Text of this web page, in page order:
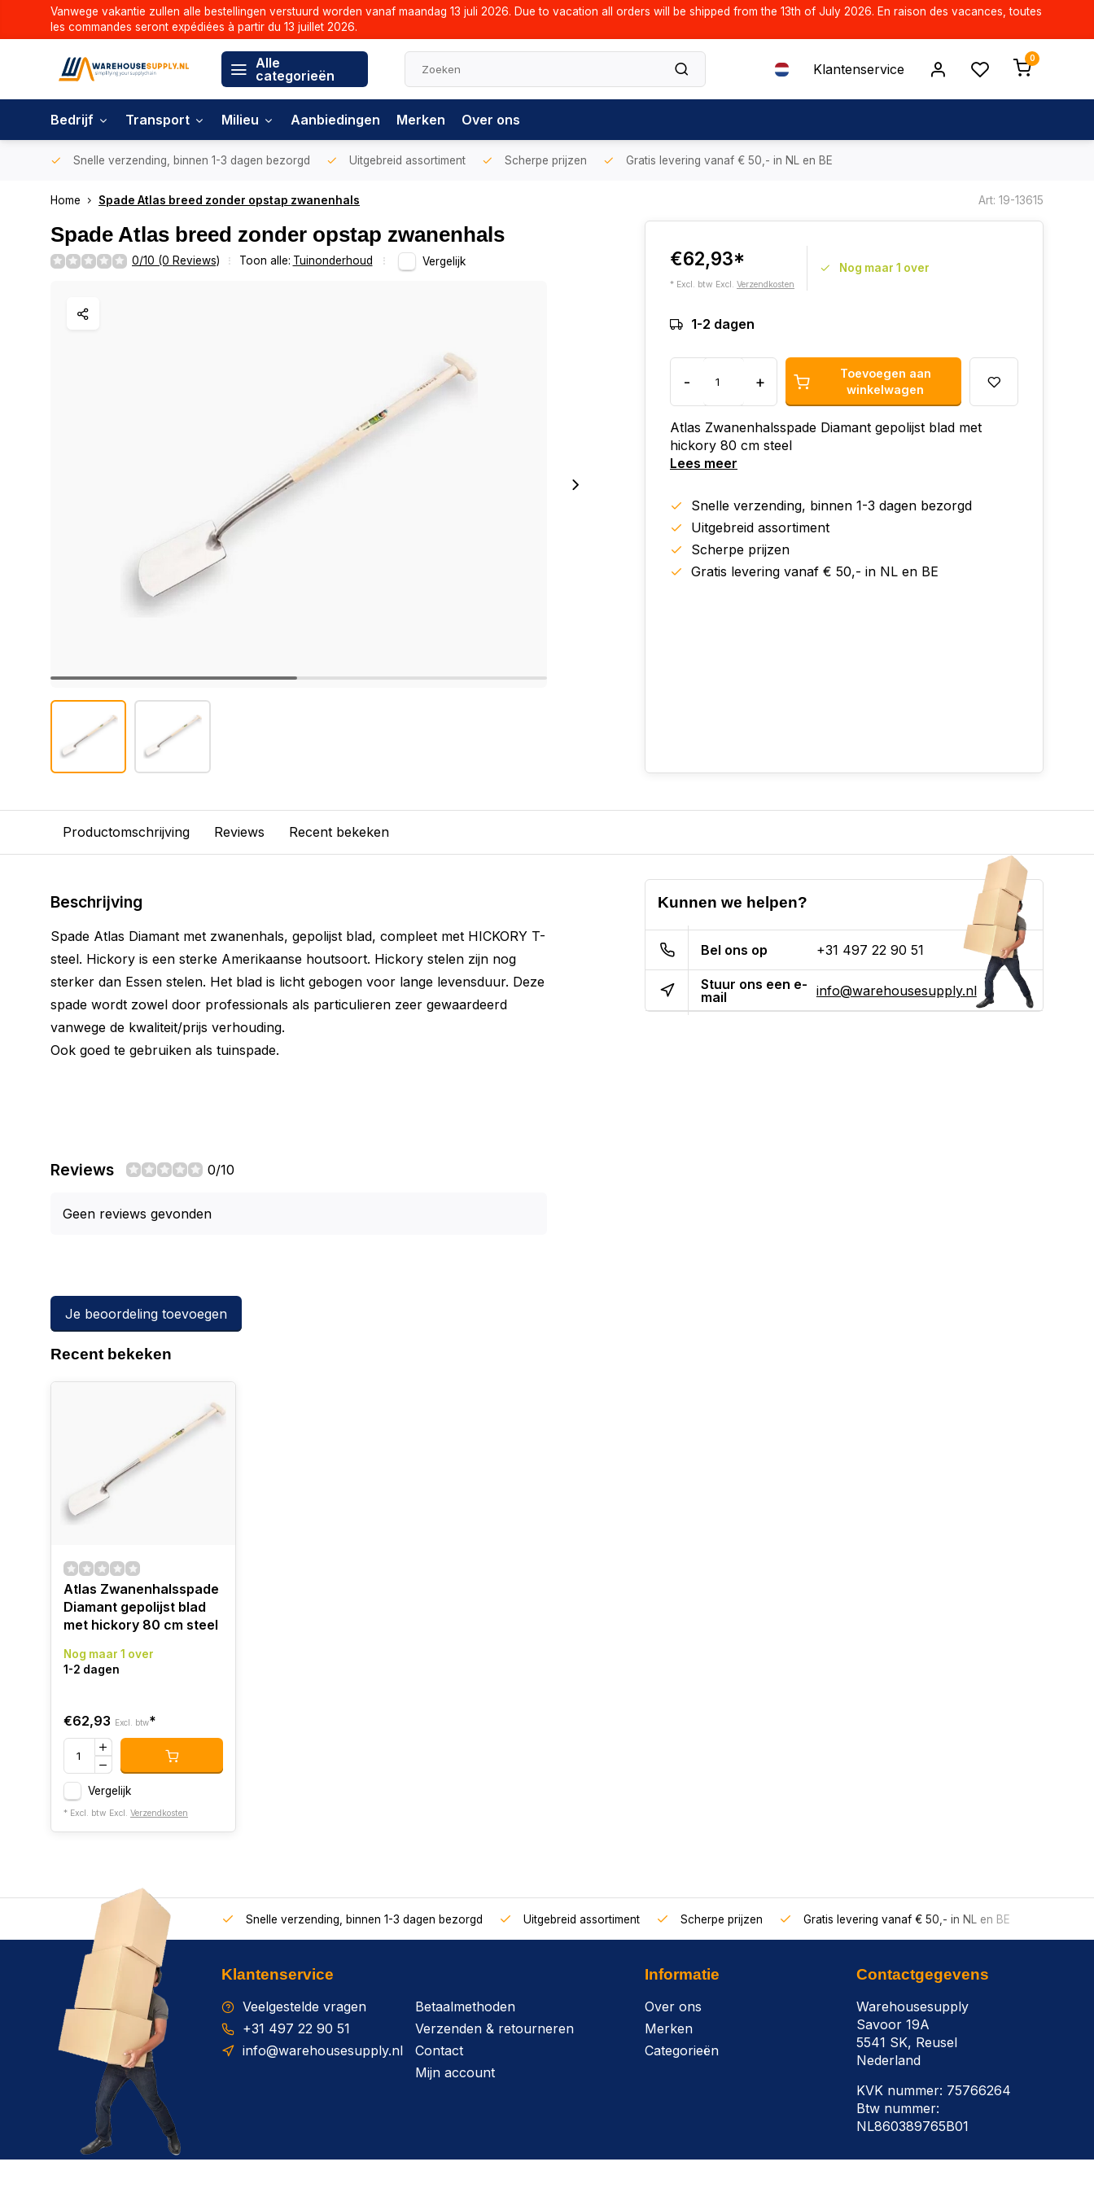
Vanwege vakantie zullen alle bestellingen verstuurd worden vanaf maandag 13 juli 2026. Due to vacation all orders will be shipped from the 13th of July 2026. En raison des vacances, toutes
les commandes seront expédiées à partir du 13 juillet 2026.
Alle
categorieën
Klantenservice
0
Bedrijf Transport Milieu Aanbiedingen Merken Over ons
Snelle verzending, binnen 1-3 dagen bezorgd Uitgebreid assortiment Scherpe prijzen Gratis levering vanaf € 50,- in NL en BE
Home Spade Atlas breed zonder opstap zwanenhals Art: 19-13615
Spade Atlas breed zonder opstap zwanenhals
0/10 (0 Reviews) Toon alle: Tuinonderhoud Vergelijk €62,93*
* Excl. btw Excl. Verzendkosten
Nog maar 1 over
1-2 dagen
- +
Toevoegen aan
winkelwagen
Atlas Zwanenhalsspade Diamant gepolijst blad met
hickory 80 cm steel
Lees meer
Snelle verzending, binnen 1-3 dagen bezorgd
Uitgebreid assortiment
Scherpe prijzen
Gratis levering vanaf € 50,- in NL en BE
Productomschrijving Reviews Recent bekeken
Beschrijving
Spade Atlas Diamant met zwanenhals, gepolijst blad, compleet met HICKORY T-
steel. Hickory is een sterke Amerikaanse houtsoort. Hickory stelen zijn nog
sterker dan Essen stelen. Het blad is licht gebogen voor lange levensduur. Deze
spade wordt zowel door professionals als particulieren zeer gewaardeerd
vanwege de kwaliteit/prijs verhouding.
Ook goed te gebruiken als tuinspade.
Reviews 0/10
Geen reviews gevonden
Je beoordeling toevoegen
Kunnen we helpen?
Bel ons op +31 497 22 90 51
Stuur ons een e-
mail
info@warehousesupply.nl
Recent bekeken
Atlas Zwanenhalsspade
Diamant gepolijst blad
met hickory 80 cm steel
Nog maar 1 over
1-2 dagen
€62,93 Excl. btw*
Vergelijk
* Excl. btw Excl. Verzendkosten
Snelle verzending, binnen 1-3 dagen bezorgd Uitgebreid assortiment Scherpe prijzen Gratis levering vanaf € 50,- in NL en BE
Klantenservice
Veelgestelde vragen
+31 497 22 90 51
info@warehousesupply.nl
Betaalmethoden
Verzenden & retourneren
Contact
Mijn account
Informatie
Over ons
Merken
Categorieën
Contactgegevens
Warehousesupply
Savoor 19A
5541 SK, Reusel
Nederland
KVK nummer: 75766264
Btw nummer:
NL860389765B01